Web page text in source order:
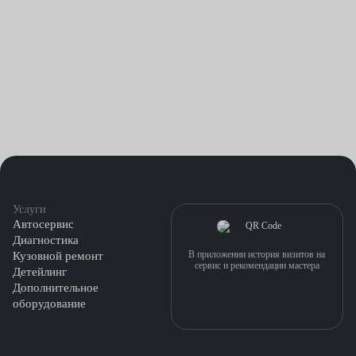
Услуги
Автосервис
Диагностика
Кузовной ремонт
Детейлинг
Дополнительное
оборудование
В приложении история визитов на
сервис и рекомендации мастера